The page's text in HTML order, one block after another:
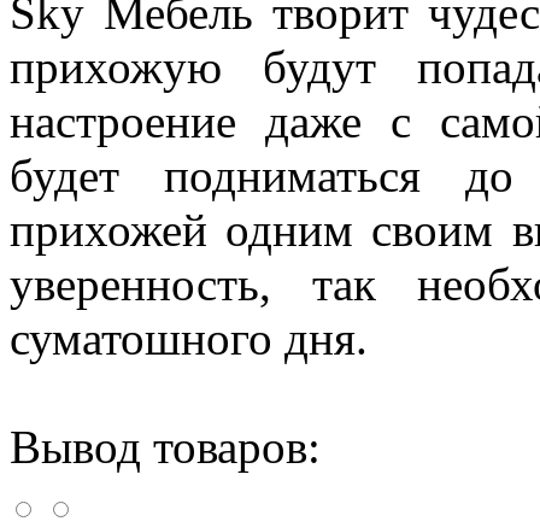
Sky Мебель творит
прихожую будут
настроение даже с
будет подниматься
прихожей одним своим
уверенность, так
суматошного дня.
Вывод товаров: